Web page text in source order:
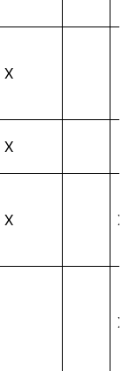
X
X
X X
X